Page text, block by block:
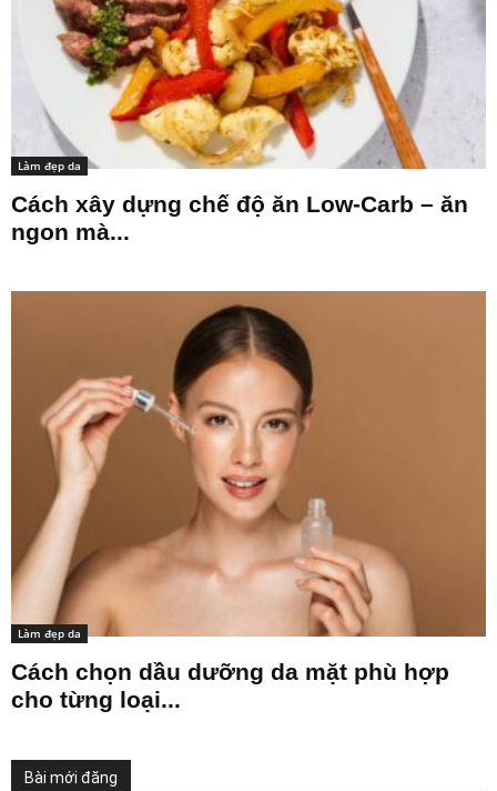
Làm đẹp da
Cách xây dựng chế độ ăn Low-Carb – ăn
ngon mà...
Làm đẹp da
Cách chọn dầu dưỡng da mặt phù hợp
cho từng loại...
Bài mới đăng